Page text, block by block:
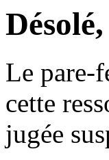
Le pare-
cette
jugée